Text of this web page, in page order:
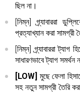
ছিল না।
[নিম্ন] গ্র্যাবাররা
প্রত্যাখ্যান করা সামগ্রী
[নিম্ন] গ্র্যাবাররা ট্যাগ
সাধারণভাবে ট্যাগ সমর্থন
[LOW] মুছে ফেলা
সহ নতুন সামগ্রী তৈরি